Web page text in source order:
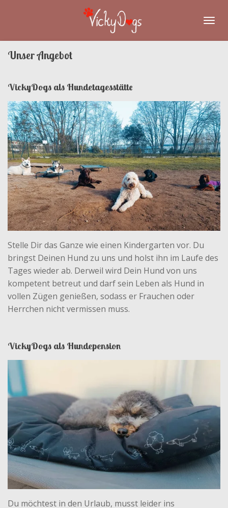
Unser Angebot
VickyDogs als Hundetagesstätte
Stelle Dir das Ganze wie einen Kindergarten vor. Du
bringst Deinen Hund zu uns und holst ihn im Laufe des
Tages wieder ab. Derweil wird Dein Hund von uns
kompetent betreut und darf sein Leben als Hund in
vollen Zügen genießen, sodass er Frauchen oder
Herrchen nicht vermissen muss.
VickyDogs als Hundepension
Du möchtest in den Urlaub, musst leider ins